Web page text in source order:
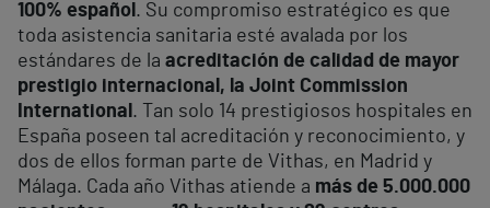
100% español . Su compromiso estratégico es que
toda asistencia sanitaria esté avalada por los
estándares de la acreditación de calidad de mayor
prestigio internacional, la Joint Commission
International . Tan solo 14 prestigiosos hospitales en
España poseen tal acreditación y reconocimiento, y
dos de ellos forman parte de Vithas, en Madrid y
Málaga. Cada año Vithas atiende a más de 5.000.000